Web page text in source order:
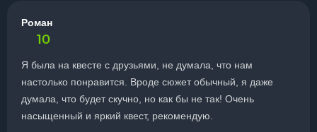
Роман
10
Я была на квесте с друзьями, не думала, что нам
настолько понравится. Вроде сюжет обычный, я даже
думала, что будет скучно, но как бы не так! Очень
насыщенный и яркий квест, рекомендую.